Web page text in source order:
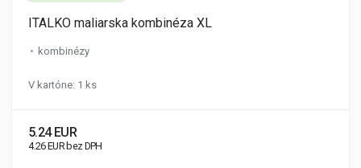
ITALKO maliarska kombinéza XL
kombinézy
V kartóne: 1 ks
5.24 EUR
4.26 EUR bez DPH